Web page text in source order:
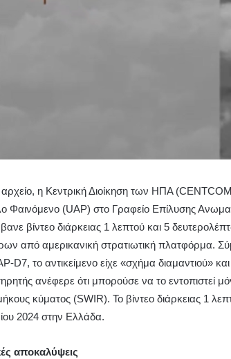
αρχείο, η Κεντρική Διοίκηση των ΗΠΑ
Φαινόμενο (UAP) στο Γραφείο Επίλυσης
βίντεο διάρκειας 1 λεπτού και 5
από αμερικανική στρατιωτική πλατφόρμα.
D7, το αντικείμενο είχε «σχήμα διαμαντιού»
ανέφερε ότι μπορούσε να το εντοπιστεί
κύματος (SWIR). Το βίντεο διάρκειας 1
2024 στην Ελλάδα.
αποκαλύψεις